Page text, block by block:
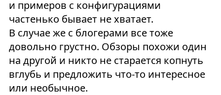
и примеров с конфигурациями
частенько бывает не хватает.
В случае же с блогерами все тоже
довольно грустно. Обзоры похожи один
на другой и никто не старается копнуть
вглубь и предложить что-то интересное
или необычное.